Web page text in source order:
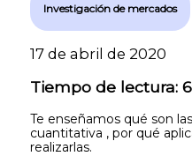
Investigación de mercados
17 de abril de 2020
Tiempo de lectura:
Te enseñamos qué son
cuantitativa , por qué
realizarlas.